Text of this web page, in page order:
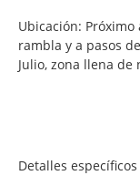
Ubicación:
rambla y a pasos
Julio, zona llena de
Detalles